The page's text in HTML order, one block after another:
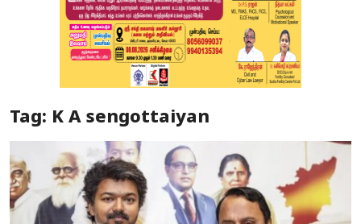
Special Story
Business
Tag: K A sengottaiyan